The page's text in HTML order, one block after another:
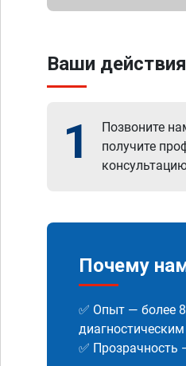
Ваши
1 Позвоните
получите
Почему
✅ Опыт — более
✅ Прозрачность